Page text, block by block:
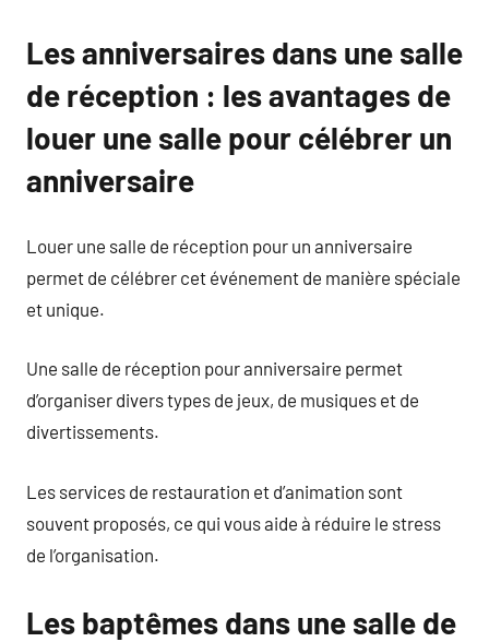
Les anniversaires dans une salle
de réception : les avantages de
louer une salle pour célébrer un
anniversaire
Louer une salle de réception pour un anniversaire
permet de célébrer cet événement de manière spéciale
et unique.
Une salle de réception pour anniversaire permet
d’organiser divers types de jeux, de musiques et de
divertissements.
Les services de restauration et d’animation sont
souvent proposés, ce qui vous aide à réduire le stress
de l’organisation.
Les baptêmes dans une salle de